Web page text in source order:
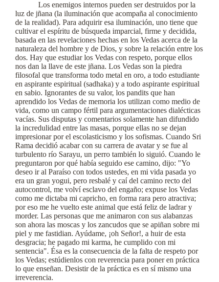
Los enemigos internos pueden ser destruidos por la
luz de jñana (la iluminación que acompaña al conocimiento
de la realidad). Para adquirir esa iluminación, uno tiene que
cultivar el espíritu de búsqueda imparcial, firme y decidida,
basada en las revelaciones hechas en los Vedas acerca de la
naturaleza del hombre y de Dios, y sobre la relación entre los
dos. Hay que estudiar los Vedas con respeto, porque ellos
nos dan la llave de este jñana. Los Vedas son la piedra
filosofal que transforma todo metal en oro, a todo estudiante
en aspirante espiritual (sadhaka) y a todo aspirante espiritual
en sabio. Ignorantes de su valor, los pandits que han
aprendido los Vedas de memoria los utilizan como medio de
vida, como un campo fértil para argumentaciones dialécticas
vacías. Sus disputas y comentarios solamente han difundido
la incredulidad entre las masas, porque ellas no se dejan
impresionar por el escolasticismo y los sofismas. Cuando Sri
Rama decidió acabar con su carrera de avatar y se fue al
turbulento río Sarayu, un perro también lo siguió. Cuando le
preguntaron por qué había seguido ese camino, dijo: "Yo
deseo ir al Paraíso con todos ustedes, en mi vida pasada yo
era un gran yogui, pero resbalé y caí del camino recto del
autocontrol, me volví esclavo del engaño; expuse los Vedas
como me dictaba mi capricho, en forma rara pero atractiva;
por eso me he vuelto este animal que está feliz de ladrar y
morder. Las personas que me animaron con sus alabanzas
son ahora las moscas y los zancudos que se apiñan sobre mi
piel y me fastidian. Ayúdame, ¡oh Señor!, a huir de esta
desgracia; he pagado mi karma, he cumplido con mi
sentencia". Ésa es la consecuencia de la falta de respeto por
los Vedas; estúdienlos con reverencia para poner en práctica
lo que enseñan. Desistir de la práctica es en sí mismo una
irreverencia.